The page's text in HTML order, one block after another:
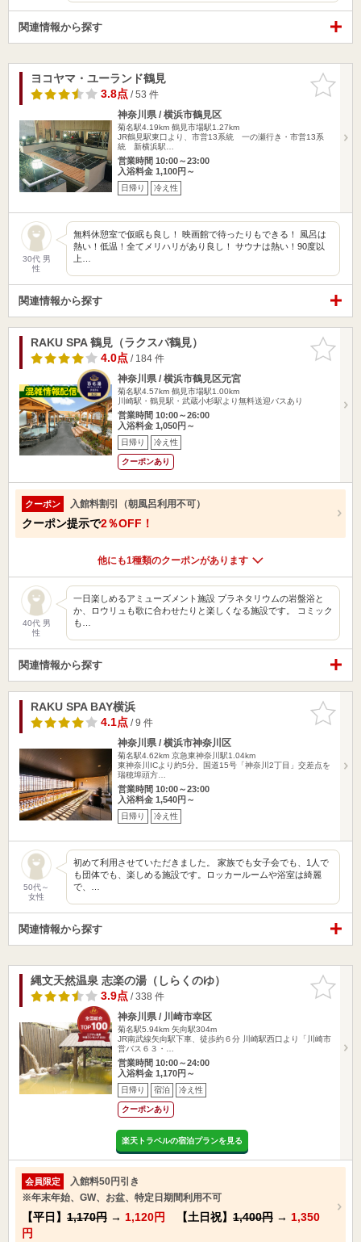
関連情報から探す
お気に入
りに追加
ヨコヤマ・ユーランド鶴見
3.8点/ 53 件
神奈川県 / 横浜市鶴見区
菊名駅4.19km 鶴見市場駅1.27km
JR鶴見駅東口より、市営13系統 一の瀬行き・市営13系
統 新横浜駅…
営業時間 10:00～23:00
入浴料金 1,100円～
日帰り 冷え性
30代 男
性
無料休憩室で仮眠も良し！ 映画館で待ったりもできる！ 風呂は
熱い！低温！全てメリハリがあり良し！ サウナは熱い！90度以
上…
関連情報から探す
お気に入
りに追加
RAKU SPA 鶴見（ラクスパ鶴見）
4.0点/ 184 件
神奈川県 / 横浜市鶴見区元宮
菊名駅4.57km 鶴見市場駅1.00km
川崎駅・鶴見駅・武蔵小杉駅より無料送迎バスあり
営業時間 10:00～26:00
入浴料金 1,050円～
日帰り 冷え性
クーポンあり
クーポン 入館料割引（朝風呂利用不可）
クーポン提示で2％OFF！
他にも1種類のクーポンがあります
40代 男
性
一日楽しめるアミューズメント施設 プラネタリウムの岩盤浴と
か、ロウリュも歌に合わせたりと楽しくなる施設です。 コミック
も…
関連情報から探す
お気に入
りに追加
RAKU SPA BAY横浜
4.1点/ 9 件
神奈川県 / 横浜市神奈川区
菊名駅4.62km 京急東神奈川駅1.04km
東神奈川ICより約5分。国道15号「神奈川2丁目」交差点を
瑞穂埠頭方…
営業時間 10:00～23:00
入浴料金 1,540円～
日帰り 冷え性
50代～
女性
初めて利用させていただきました。 家族でも女子会でも、1人で
も団体でも、楽しめる施設です。ロッカールームや浴室は綺麗
で、…
関連情報から探す
お気に入
りに追加
縄文天然温泉 志楽の湯（しらくのゆ）
3.9点/ 338 件
神奈川県 / 川崎市幸区
菊名駅5.94km 矢向駅304m
JR南武線矢向駅下車、徒歩約６分 川崎駅西口より「川崎市
営バス６３・…
営業時間 10:00～24:00
入浴料金 1,170円～
日帰り 宿泊 冷え性
クーポンあり
楽天トラベルの宿泊プランを見る
会員限定
入館料50円引き
※年末年始、GW、お盆、特定日期間利用不可
【平日】 1,170円 → 1,120円 【土日祝】 1,400円 → 1,350
円